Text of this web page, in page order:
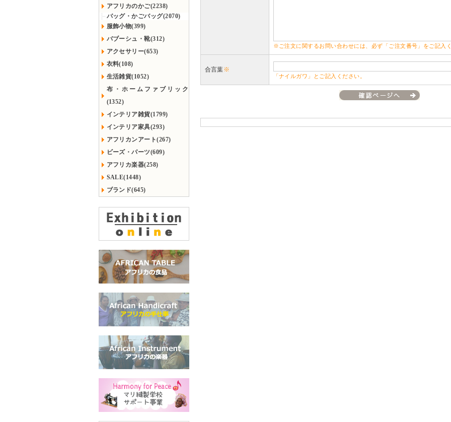
アフリカのかご(2238)
バッグ・かごバッグ(2070)
服飾小物(399)
バブーシュ・靴(312)
アクセサリー(653)
衣料(108)
生活雑貨(1052)
布・ホームファブリック
(1352)
インテリア雑貨(1799)
インテリア家具(293)
アフリカンアート(267)
ビーズ・パーツ(609)
アフリカ楽器(258)
SALE(1448)
ブランド(645)
※ご注文に関するお問い合わせには、必ず「ご注文番号」をご記入
合言葉※
「ナイルガワ」とご記入ください。